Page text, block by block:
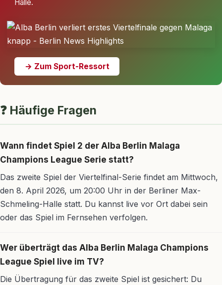
Halle.
→ Zum Sport-Ressort
❓ Häufige Fragen
Wann findet Spiel 2 der Alba Berlin Malaga
Champions League Serie statt?
Das zweite Spiel der Viertelfinal-Serie findet am Mittwoch,
den 8. April 2026, um 20:00 Uhr in der Berliner Max-
Schmeling-Halle statt. Du kannst live vor Ort dabei sein
oder das Spiel im Fernsehen verfolgen.
Wer überträgt das Alba Berlin Malaga Champions
League Spiel live im TV?
Die Übertragung für das zweite Spiel ist gesichert: Du